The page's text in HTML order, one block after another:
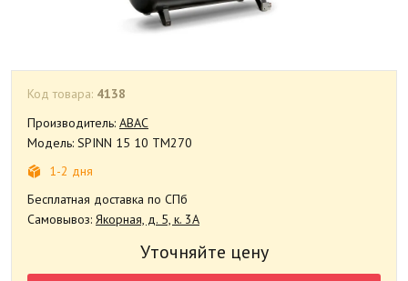
Код товара: 4138
Производитель: ABAC
Модель: SPINN 15 10 TM270
1-2 дня
Бесплатная доставка по СПб
Самовывоз: Якорная, д. 5, к. 3А
Уточняйте цену